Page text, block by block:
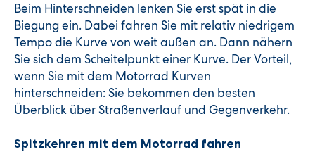
Beim Hinterschneiden lenken Sie erst spät in die
Biegung ein. Dabei fahren Sie mit relativ niedrigem
Tempo die Kurve von weit außen an. Dann nähern
Sie sich dem Scheitelpunkt einer Kurve. Der Vorteil,
wenn Sie mit dem Motorrad Kurven
hinterschneiden: Sie bekommen den besten
Überblick über Straßenverlauf und Gegenverkehr.
Spitzkehren mit dem Motorrad fahren